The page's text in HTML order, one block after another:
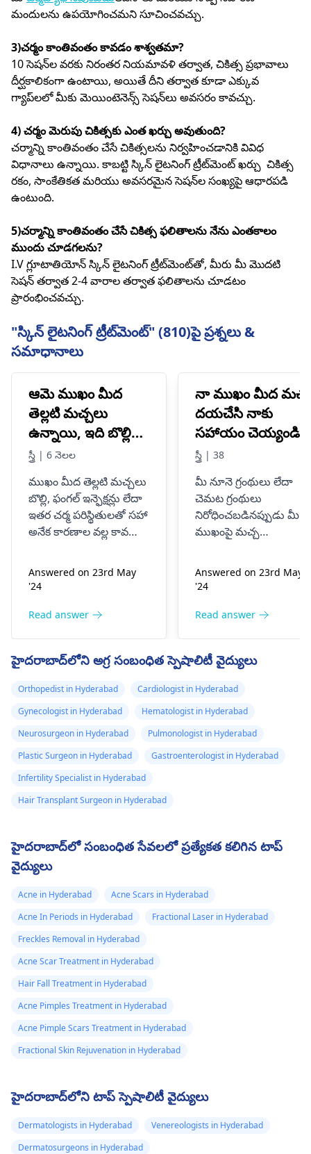
మందులను ఉపయోగించమని సూచించవచ్చు.
3)చర్మం కాంతివంతం కావడం శాశ్వతమా?
10 సెషన్‌ల వరకు నిరంతర నియమావళి తర్వాత, చికిత్స ప్రభావాలు
దీర్ఘకాలికంగా ఉంటాయి, అయితే దీని తర్వాత కూడా ఎక్కువ
గ్యాప్‌లలో మీకు మెయింటెనెన్స్ సెషన్‌లు అవసరం కావచ్చు.
4) చర్మం మెరుపు చికిత్సకు ఎంత ఖర్చు అవుతుంది?
చర్మాన్ని కాంతివంతం చేసే చికిత్సలను నిర్వహించడానికి వివిధ
విధానాలు ఉన్నాయి. కాబట్టి స్కిన్ లైటనింగ్ ట్రీట్‌మెంట్ ఖర్చు చికిత్స
రకం, సాంకేతికత మరియు అవసరమైన సెషన్‌ల సంఖ్యపై ఆధారపడి
ఉంటుంది.
5)చర్మాన్ని కాంతివంతం చేసే చికిత్స ఫలితాలను నేను ఎంతకాలం
ముందు చూడగలను?
I.V గ్లూటాతియోన్ స్కిన్ లైటనింగ్ ట్రీట్‌మెంట్‌తో, మీరు మీ మొదటి
సెషన్ తర్వాత 2-4 వారాల తర్వాత ఫలితాలను చూడటం
ప్రారంభించవచ్చు.
"స్కిన్ లైటనింగ్ ట్రీట్‌మెంట్" (810)పై ప్రశ్నలు &
సమాధానాలు
ఆమె ముఖం మీద
తెల్లటి మచ్చలు
ఉన్నాయి, ఇది బొల్లి
లక్షణాలేనా అని నాకు
అనుమానం ఉంది, అది
బొల్లి కావచ్చు లేదా
మరొక విషయం
కావచ్చు
స్త్రీ | 6 నెలల
ముఖం మీద తెల్లటి మచ్చలు
బొల్లి, ఫంగల్ ఇన్ఫెక్షన్లు లేదా
ఇతర చర్మ పరిస్థితులతో సహా
అనేక కారణాల వల్ల కావచ్చు.
చర్మవ్యాధి
నిపుణుడుఖచ్చితమైన రోగ
చికిత్స పొందడానికి. సరైన
చర్మవ్యాధి నిపుణుడిని
సందర్శించండి.
Answered on 23rd May
'24
Read answer
నా ముఖం మీద మచ్చ
దయచేసి నాకు
సహాయం చెయ్యండి
స్త్రీ | 38
మీ నూనె గ్రంథులు లేదా
చెమట గ్రంథులు
నిరోధించబడినప్పుడు మీ
ముఖంపై మచ్చ
సబ్బు మరియు నీటిని
ఉపయోగించి, మీ ముఖాన్ని
సున్నితంగా శుభ్రం
తాకడం లేదా పిండడం
మానుకోండి. అది
కనిపించకుండా పోతే లేదా
పరిమాణం పెరిగితే, aతో
అపాయింట్‌మెంట్
తీసుకోండి
చర్మవ్యాధి
నిపుణుడు
ఎంత త్వరగా
Answered on 23rd May
'24
Read answer
హైదరాబాద్‌లోని అగ్ర సంబంధిత స్పెషాలిటీ వైద్యులు
Orthopedist in Hyderabad
Cardiologist in Hyderabad
Gynecologist in Hyderabad
Hematologist in Hyderabad
Neurosurgeon in Hyderabad
Pulmonologist in Hyderabad
Plastic Surgeon in Hyderabad
Gastroenterologist in Hyderabad
Infertility Specialist in Hyderabad
Hair Transplant Surgeon in Hyderabad
హైదరాబాద్‌లో సంబంధిత సేవలలో ప్రత్యేకత కలిగిన టాప్
వైద్యులు
Acne in Hyderabad
Acne Scars in Hyderabad
Acne In Periods in Hyderabad
Fractional Laser in Hyderabad
Freckles Removal in Hyderabad
Acne Scar Treatment in Hyderabad
Hair Fall Treatment in Hyderabad
Acne Pimples Treatment in Hyderabad
Acne Pimple Scars Treatment in Hyderabad
Fractional Skin Rejuvenation in Hyderabad
హైదరాబాద్‌లోని టాప్ స్పెషాలిటీ వైద్యులు
Dermatologists in Hyderabad
Venereologists in Hyderabad
Dermatosurgeons in Hyderabad